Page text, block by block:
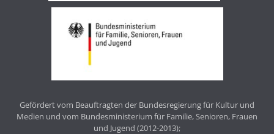
Gefördert vom Beauftragten der Bundesregierung für Kultur und
Medien und vom Bundesministerium für Familie, Senioren, Frauen
und Jugend (2012-2013);